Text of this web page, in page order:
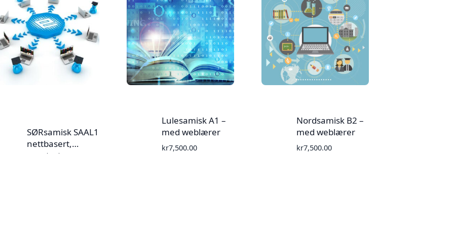
SØRsamisk SAAL1
nettbasert,
oppstart
Lulesamisk A1 –
med weblærer
kr7,500.00
Nordsamisk B2 –
med weblærer
kr7,500.00